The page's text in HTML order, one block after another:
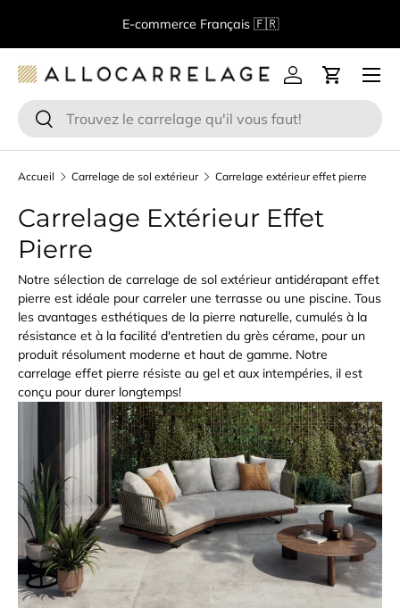
Aller au contenu
E-commerce Français 🇫🇷
Recherche
Rechercher
Se connecter
Panier
Menu
Accueil Carrelage de sol extérieur Carrelage extérieur effet pierre
Carrelage Extérieur Effet
Pierre
Notre sélection de carrelage de sol extérieur antidérapant effet
pierre est idéale pour carreler une terrasse ou une piscine. Tous
les avantages esthétiques de la pierre naturelle, cumulés à la
résistance et à la facilité d'entretien du grès cérame, pour un
produit résolument moderne et haut de gamme. Notre
carrelage effet pierre résiste au gel et aux intempéries, il est
conçu pour durer longtemps!